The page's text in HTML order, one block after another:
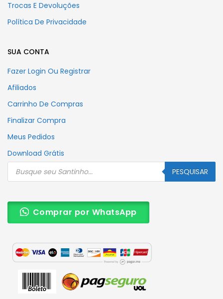
Trocas E Devoluções
Política De Privacidade
SUA CONTA
Fazer Login Ou Registrar
Afiliados
Carrinho De Compras
Finalizar Compra
Meus Pedidos
Download Grátis
Pesquisar
produtos PESQUISAR
Comprar por WhatsApp